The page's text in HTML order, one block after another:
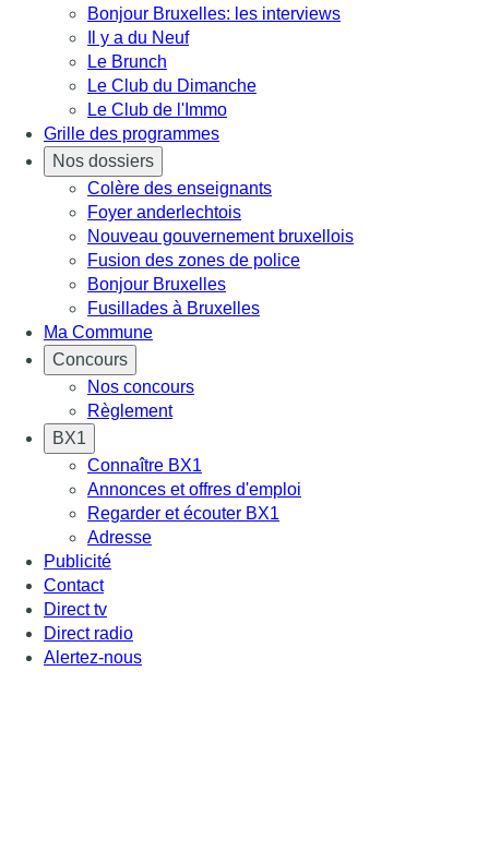
Bonjour Bruxelles: les interviews
Il y a du Neuf
Le Brunch
Le Club du Dimanche
Le Club de l'Immo
Grille des programmes
Nos dossiers
Colère des enseignants
Foyer anderlechtois
Nouveau gouvernement bruxellois
Fusion des zones de police
Bonjour Bruxelles
Fusillades à Bruxelles
Ma Commune
Concours
Nos concours
Règlement
BX1
Connaître BX1
Annonces et offres d'emploi
Regarder et écouter BX1
Adresse
Publicité
Contact
Direct tv
Direct radio
Alertez-nous